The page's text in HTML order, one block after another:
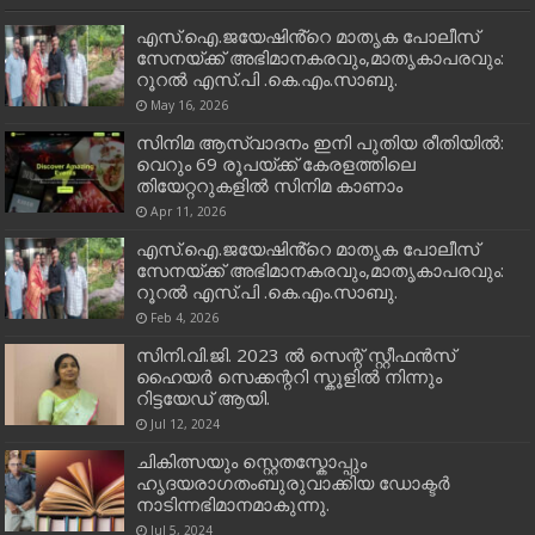
എസ്.ഐ.ജയേഷിൻ്റെ മാതൃക പോലീസ്
സേനയ്ക്ക് അഭിമാനകരവും,മാതൃകാപരവും:
റൂറൽ എസ്.പി .കെ.എം.സാബു.
May 16, 2026
സിനിമ ആസ്വാദനം ഇനി പുതിയ രീതിയിൽ:
വെറും 69 രൂപയ്ക്ക് കേരളത്തിലെ
തിയേറ്ററുകളിൽ സിനിമ കാണാം
Apr 11, 2026
എസ്.ഐ.ജയേഷിൻ്റെ മാതൃക പോലീസ്
സേനയ്ക്ക് അഭിമാനകരവും,മാതൃകാപരവും:
റൂറൽ എസ്.പി .കെ.എം.സാബു.
Feb 4, 2026
സിനി.വി.ജി. 2023 ൽ സെന്റ് സ്റ്റീഫൻസ്
ഹൈയർ സെക്കന്ററി സ്കൂളിൽ നിന്നും
റിട്ടയേഡ് ആയി.
Jul 12, 2024
ചികിത്സയും സ്റ്റെതസ്കോപ്പും
ഹൃദയരാഗതംബുരുവാക്കിയ ഡോക്ടർ
നാടിന്നഭിമാനമാകുന്നു.
Jul 5, 2024